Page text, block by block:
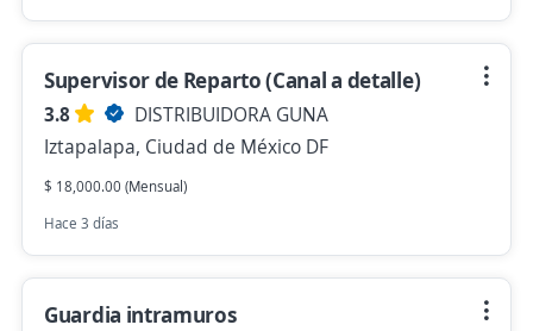
Supervisor de Reparto (Canal a detalle)
3.8
DISTRIBUIDORA GUNA
Iztapalapa, Ciudad de México DF
$ 18,000.00 (Mensual)
Hace 3 días
Guardia intramuros